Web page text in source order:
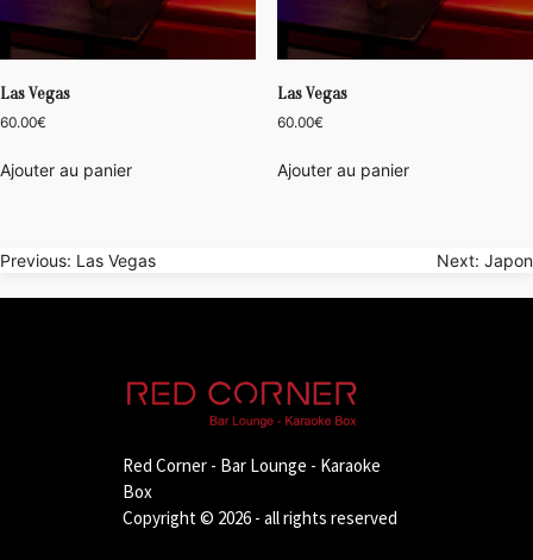
Las Vegas
60.00€
Ajouter au panier
Las Vegas
60.00€
Ajouter au panier
Navigation
de
Previous: Las Vegas Next: Japon
Red Corner - Bar Lounge - Karaoke
Box
Copyright © 2026 - all rights reserved